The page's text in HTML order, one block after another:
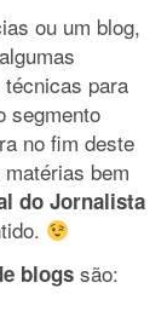
ou um blog,
para
segmento
no fim deste
bem
do Jornalista
blogs são: